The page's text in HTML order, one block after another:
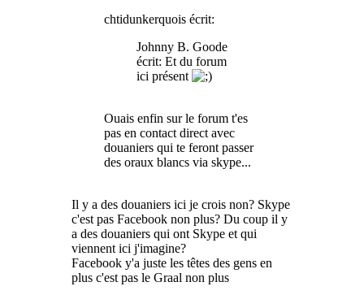
chtidunkerquois écrit:
Johnny B. Goode
écrit: Et du forum
ici présent
Ouais enfin sur le forum t'es
pas en contact direct avec
douaniers qui te feront passer
des oraux blancs via skype...
Il y a des douaniers ici je crois non? Skype
c'est pas Facebook non plus? Du coup il y
a des douaniers qui ont Skype et qui
viennent ici j'imagine?
Facebook y'a juste les têtes des gens en
plus c'est pas le Graal non plus